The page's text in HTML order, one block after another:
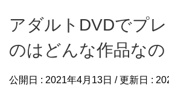
アダルトDVDでプ
のはどんな作品なの
公開日 : 2021年4月13日 / 更新日 :